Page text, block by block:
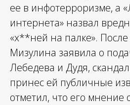
ее в инфотерроризме, а
интернета» назвал
«х**ней на палке». После
Мизулина заявила о
Лебедева и Дудя,
принес ей публичные
отметил, что его мнение